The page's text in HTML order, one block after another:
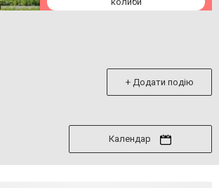
+ Додати подію
Календар